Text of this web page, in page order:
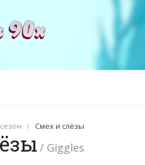
Смех и слёзы
/ Giggles